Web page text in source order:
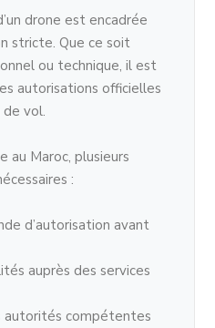
drone est encadrée
stricte. Que ce soit
ou technique, il est
autorisations officielles
vol.
au Maroc, plusieurs
:
d’autorisation avant
auprès des services
autorités compétentes